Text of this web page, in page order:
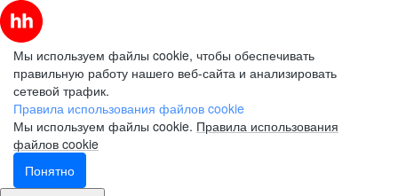
Мы используем файлы cookie, чтобы обеспечивать
правильную работу нашего веб-сайта и анализировать
сетевой трафик.
Правила использования файлов cookie
Мы используем файлы cookie. Правила использования
файлов cookie
Понятно